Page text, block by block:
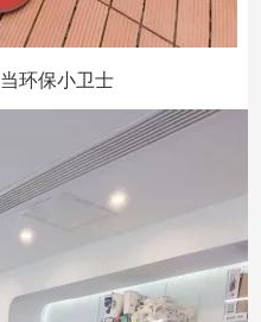
环保小卫士